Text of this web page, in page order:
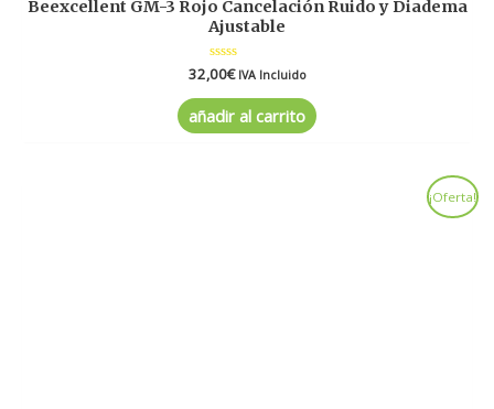
Beexcellent GM-3 Rojo Cancelación Ruido y Diadema
Ajustable
Valorado
en
0
de
5
32,00€ IVA Incluido
añadir al carrito
¡Oferta!